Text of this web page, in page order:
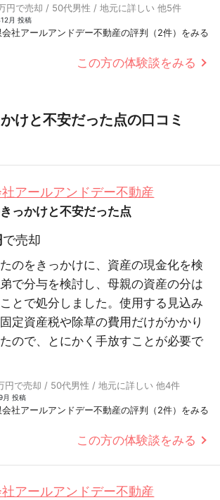
円で売却 / 50代男性 / 地元に詳しい 他5件
月 投稿
会社アールアンドデー不動産の評判（2件）をみる
この方の体験談をみる
けと不安だった点の口コミ
アールアンドデー不動産
っかけと不安だった点
で売却
のをきっかけに、資産の現金化を検
で分与を検討し、母親の資産の分は
とで処分しました。使用する見込み
定資産税や除草の費用だけがかかり
ので、とにかく手放すことが必要で
円で売却 / 50代男性 / 地元に詳しい 他4件
月 投稿
会社アールアンドデー不動産の評判（2件）をみる
この方の体験談をみる
アールアンドデー不動産